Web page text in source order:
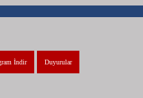
Duyurular
İndir